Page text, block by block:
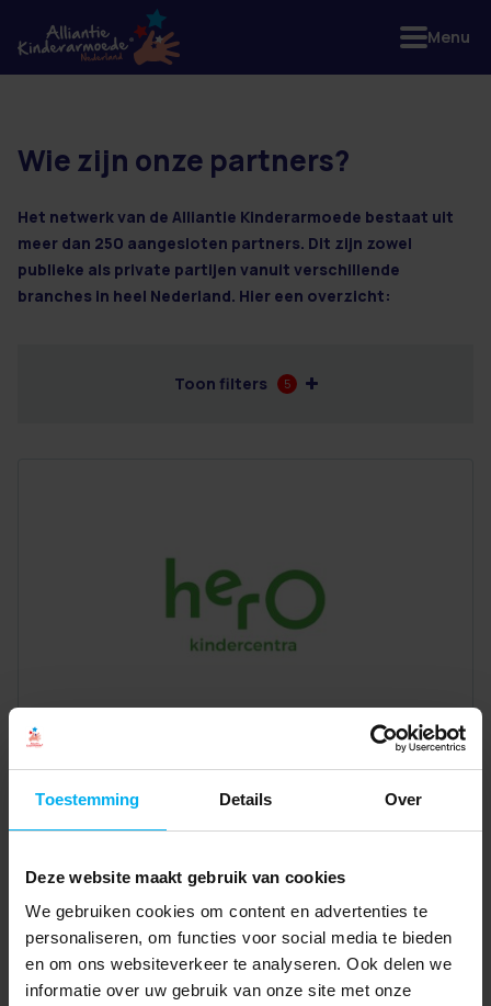
Toestemming Details Over
Deze website maakt gebruik van cookies
We gebruiken cookies om content en advertenties te
personaliseren, om functies voor social media te bieden
en om ons websiteverkeer te analyseren. Ook delen we
informatie over uw gebruik van onze site met onze
3 resultaten
Wie zijn onze partners?
Het netwerk van de Alliantie Kinderarmoede bestaat uit
meer dan 250 aangesloten partners. Dit zijn zowel
publieke als private partijen vanuit verschillende
branches in heel Nederland. Hier een overzicht:
Toon filters 5
Menu